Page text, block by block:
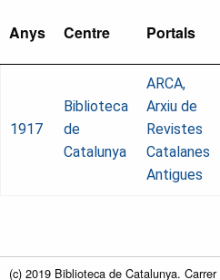
Anys Centre Portals
1917
Biblioteca
de
Catalunya
ARCA,
Arxiu de
Revistes
Catalanes
Antigues
(c) 2019 Biblioteca de Catalunya.